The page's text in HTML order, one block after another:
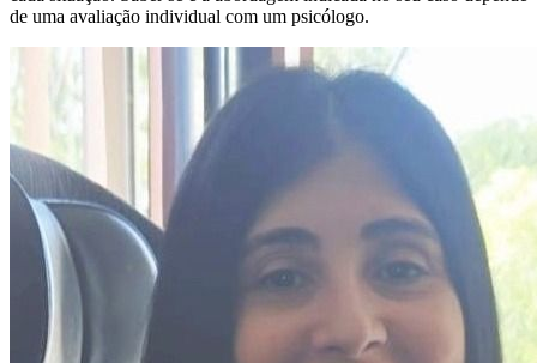
de uma avaliação individual com um psicólogo.